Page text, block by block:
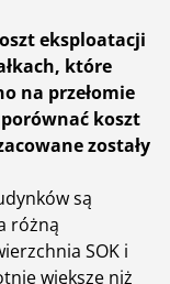
eksploatacji
które
na przełomie
porównać koszt
zostały
są
różną
SOK i
większe niż